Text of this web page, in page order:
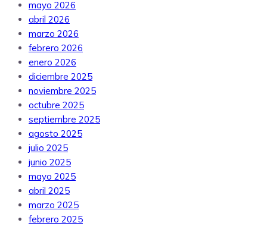
mayo 2026
abril 2026
marzo 2026
febrero 2026
enero 2026
diciembre 2025
noviembre 2025
octubre 2025
septiembre 2025
agosto 2025
julio 2025
junio 2025
mayo 2025
abril 2025
marzo 2025
febrero 2025